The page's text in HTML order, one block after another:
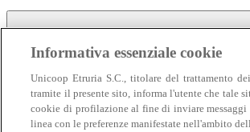
Informativa essenziale cookie
Unicoop Etruria S.C., titolare del trattamento
tramite il presente sito, informa l'utente che tale
cookie di profilazione al fine di inviare
linea con le preferenze manifestate nell'ambito